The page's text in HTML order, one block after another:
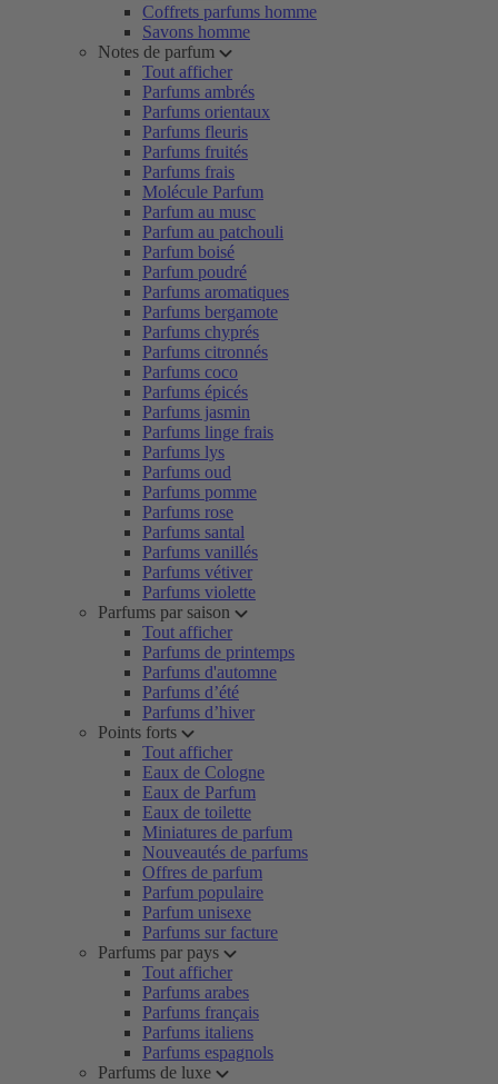
Coffrets parfums homme
Savons homme
Notes de parfum
Tout afficher
Parfums ambrés
Parfums orientaux
Parfums fleuris
Parfums fruités
Parfums frais
Molécule Parfum
Parfum au musc
Parfum au patchouli
Parfum boisé
Parfum poudré
Parfums aromatiques
Parfums bergamote
Parfums chyprés
Parfums citronnés
Parfums coco
Parfums épicés
Parfums jasmin
Parfums linge frais
Parfums lys
Parfums oud
Parfums pomme
Parfums rose
Parfums santal
Parfums vanillés
Parfums vétiver
Parfums violette
Parfums par saison
Tout afficher
Parfums de printemps
Parfums d'automne
Parfums d’été
Parfums d’hiver
Points forts
Tout afficher
Eaux de Cologne
Eaux de Parfum
Eaux de toilette
Miniatures de parfum
Nouveautés de parfums
Offres de parfum
Parfum populaire
Parfum unisexe
Parfums sur facture
Parfums par pays
Tout afficher
Parfums arabes
Parfums français
Parfums italiens
Parfums espagnols
Parfums de luxe